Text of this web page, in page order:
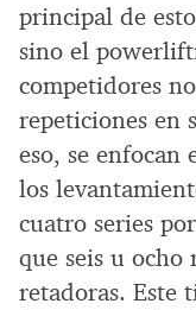
principal de
sino el
competidores
repeticiones en
eso, se enfocan
los
cuatro series
que seis u ocho
retadoras. Este